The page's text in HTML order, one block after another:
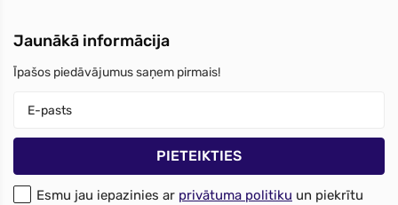
Jaunākā informācija
Īpašos piedāvājumus saņem pirmais!
Esmu jau iepazinies ar privātuma politiku un piekrītu